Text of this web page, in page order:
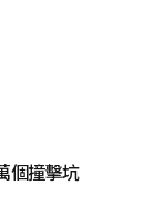
個撞擊坑